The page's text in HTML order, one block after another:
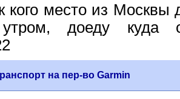
кого место из
доеду куда
на пер-во Garmin